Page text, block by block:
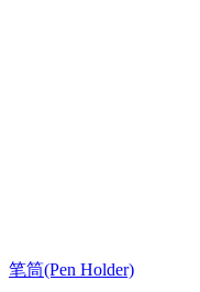
笔筒(Pen Holder)